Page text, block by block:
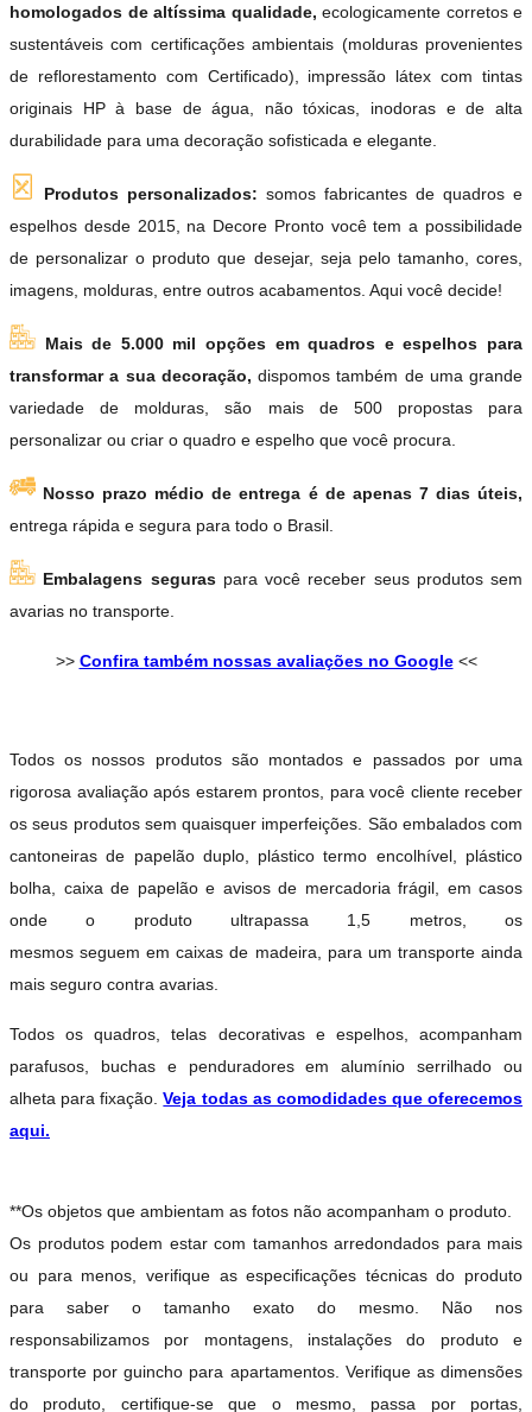
homologados de altíssima qualidade, ecologicamente corretos e
sustentáveis com certificações ambientais (molduras provenientes
de reflorestamento com Certificado), impressão látex com tintas
originais HP à base de água, não tóxicas, inodoras e de alta
durabilidade para uma decoração sofisticada e elegante.
Produtos personalizados: somos fabricantes de quadros e
espelhos desde 2015, na Decore Pronto você tem a possibilidade
de personalizar o produto que desejar, seja pelo tamanho, cores,
imagens, molduras, entre outros acabamentos. Aqui você decide!
Mais de 5.000 mil opções em quadros e espelhos para
transformar a sua decoração, dispomos também de uma grande
variedade de molduras, são mais de 500 propostas para
personalizar ou criar o quadro e espelho que você procura.
Nosso prazo médio de entrega é de apenas 7 dias úteis,
entrega rápida e segura para todo o Brasil.
Embalagens seguras para você receber seus produtos sem
avarias no transporte.
>> Confira também nossas avaliações no Google<<
Todos os nossos produtos são montados e passados por uma
rigorosa avaliação após estarem prontos, para você cliente receber
os seus produtos sem quaisquer imperfeições. São embalados com
cantoneiras de papelão duplo, plástico termo encolhível, plástico
bolha, caixa de papelão e avisos de mercadoria frágil, em casos
onde o produto ultrapassa 1,5 metros, os
mesmos seguem em caixas de madeira, para um transporte ainda
mais seguro contra avarias.
Todos os quadros, telas decorativas e espelhos, acompanham
parafusos, buchas e penduradores em alumínio serrilhado ou
alheta para fixação.Veja todas as comodidades que oferecemos
aqui.
**Os objetos que ambientam as fotos não acompanham o produto.
Os produtos podem estar com tamanhos arredondados para mais
ou para menos, verifique as especificações técnicas do produto
para saber o tamanho exato do mesmo. Não nos
responsabilizamos por montagens, instalações do produto e
transporte por guincho para apartamentos. Verifique as dimensões
do produto, certifique-se que o mesmo, passa por portas,